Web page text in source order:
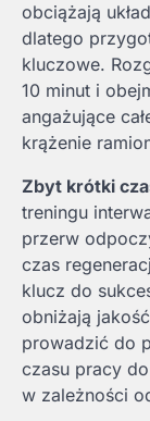
obciążają
dlatego
kluczowe.
10 minut i
angażujące
krążenie
Zbyt krótki
treningu
przerw
czas
klucz do
obniżają
prowadzić do
czasu pracy
w zależności